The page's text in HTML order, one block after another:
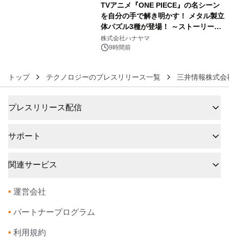
TVアニメ『ONE PIECE』の名シーン
を自分の手で解き明かす！ メタル製立
体パズル3種が登場！ ～ストーリーと
ギミックが融合した 大人の体験型パズ
ルが8月7日(金)12時より先行予約受付
株式会社ハナヤマ
9時間前
トップ テクノロジーのプレスリリース一覧 三井情報株式会
プレスリリース配信
サポート
関連サービス
• 運営会社
• パートナープログラム
• 利用規約